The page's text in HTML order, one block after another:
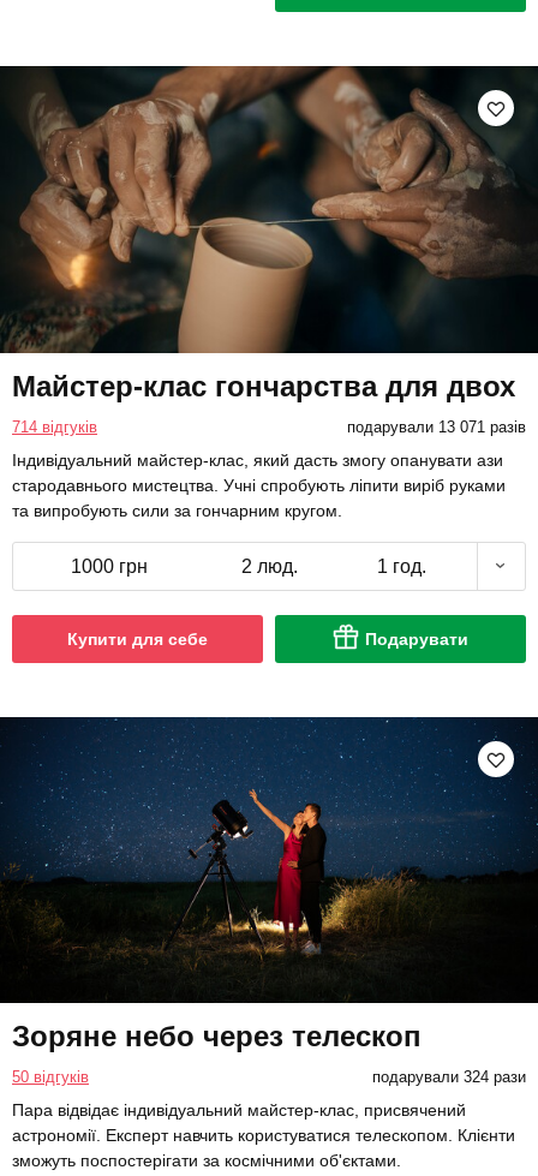
Майстер-клас гончарства для двох
714 відгуків подарували 13 071 разів
Індивідуальний майстер-клас, який дасть змогу опанувати ази
стародавнього мистецтва. Учні спробують ліпити виріб руками
та випробують сили за гончарним кругом.
1000 грн 2 люд. 1 год.
Купити для себе Подарувати
Зоряне небо через телескоп
50 відгуків подарували 324 рази
Пара відвідає індивідуальний майстер-клас, присвячений
астрономії. Експерт навчить користуватися телескопом. Клієнти
зможуть поспостерігати за космічними об'єктами.